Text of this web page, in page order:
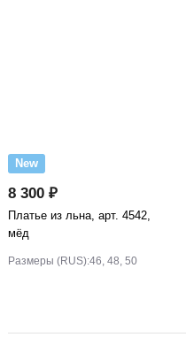
New
8 300 ₽
Платье из льна, арт. 4542,
мёд
Размеры (RUS):46, 48, 50